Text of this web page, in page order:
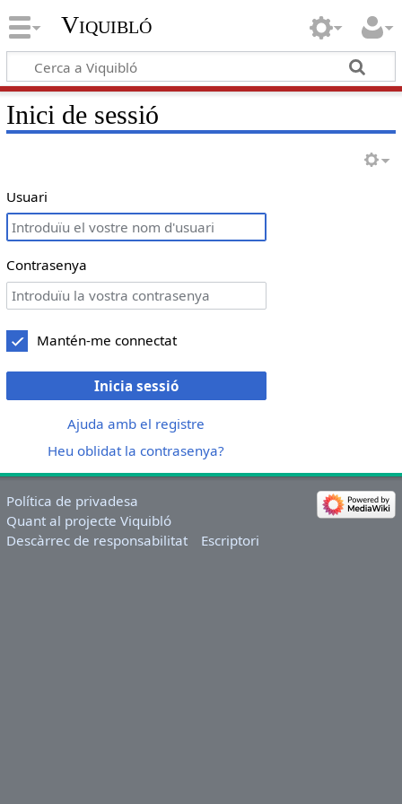
Viquibló
Inici de sessió
Usuari
Contrasenya
Mantén-me connectat
Inicia sessió
Ajuda amb el registre
Heu oblidat la contrasenya?
Política de privadesa
Quant al projecte Viquibló
Descàrrec de responsabilitat
Escriptori